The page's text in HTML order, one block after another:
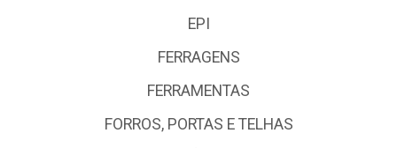
EPI
FERRAGENS
FERRAMENTAS
FORROS, PORTAS E TELHAS